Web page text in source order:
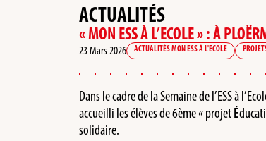
ACTUALITÉS
« MON ESS À L’ECOLE » : À
23 Mars 2026 ACTUALITÉS MON ESS À L'ECOLE
Dans le cadre de la Semaine de l’ESS à
accueilli les élèves de 6ème « projetÉ
solidaire.